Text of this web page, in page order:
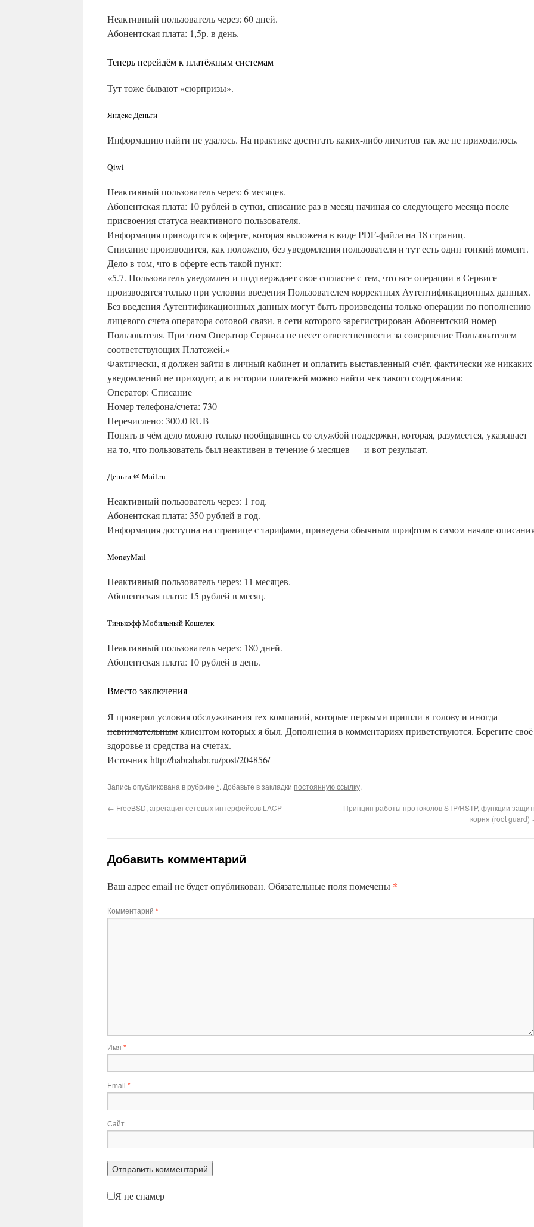
Неактивный пользователь через: 60 дней.
Абонентская плата: 1,5р. в день.
Теперь перейдём к платёжным системам
Тут тоже бывают «сюрпризы».
Яндекс Деньги
Информацию найти не удалось. На практике достигать каких-либо лимитов так же не приходилось.
Qiwi
Неактивный пользователь через: 6 месяцев.
Абонентская плата: 10 рублей в сутки, списание раз в месяц начиная со следующего месяца после
присвоения статуса неактивного пользователя.
Информация приводится в оферте, которая выложена в виде PDF-файла на 18 страниц.
Списание производится, как положено, без уведомления пользователя и тут есть один тонкий момент.
Дело в том, что в оферте есть такой пункт:
«5.7. Пользователь уведомлен и подтверждает свое согласие с тем, что все операции в Сервисе
производятся только при условии введения Пользователем корректных Аутентификационных данных.
Без введения Аутентификационных данных могут быть произведены только операции по пополнению
лицевого счета оператора сотовой связи, в сети которого зарегистрирован Абонентский номер
Пользователя. При этом Оператор Сервиса не несет ответственности за совершение Пользователем
соответствующих Платежей.»
Фактически, я должен зайти в личный кабинет и оплатить выставленный счёт, фактически же никаких
уведомлений не приходит, а в истории платежей можно найти чек такого содержания:
Оператор: Списание
Номер телефона/счета: 730
Перечислено: 300.0 RUB
Понять в чём дело можно только пообщавшись со службой поддержки, которая, разумеется, указывает
на то, что пользователь был неактивен в течение 6 месяцев — и вот результат.
Деньги @ Mail.ru
Неактивный пользователь через: 1 год.
Абонентская плата: 350 рублей в год.
Информация доступна на странице с тарифами, приведена обычным шрифтом в самом начале
MoneyMail
Неактивный пользователь через: 11 месяцев.
Абонентская плата: 15 рублей в месяц.
Тинькофф Мобильный Кошелек
Неактивный пользователь через: 180 дней.
Абонентская плата: 10 рублей в день.
Вместо заключения
Я проверил условия обслуживания тех компаний, которые первыми пришли в голову и иногда
невнимательнымклиентом которых я был. Дополнения в комментариях приветствуются. Берегите своё
здоровье и средства на счетах.
Источник http://habrahabr.ru/post/204856/
Запись опубликована в рубрике *. Добавьте в закладки постоянную ссылку.
← FreeBSD, агрегация сетевых интерфейсов LACP
Принцип работы протоколов STP/RSTP, функции
корня (root guard)
Добавить комментарий
Ваш адрес email не будет опубликован. Обязательные поля помечены *
Комментарий *
Имя *
Email *
Сайт
Я не спамер
This plugin created byAlexei91